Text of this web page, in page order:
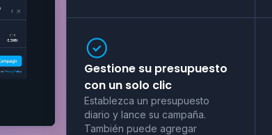
Gestione su presupuesto
con un solo clic
Establezca un presupuesto
diario y lance su campaña.
También puede agregar